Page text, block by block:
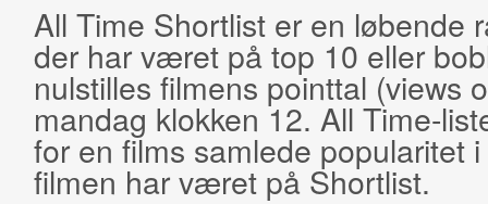
All Time Shortlist er en løbende
der har været på top 10 eller
nulstilles filmens pointtal (views
mandag klokken 12. All Time-
for en films samlede popularitet
filmen har været på Shortlist.